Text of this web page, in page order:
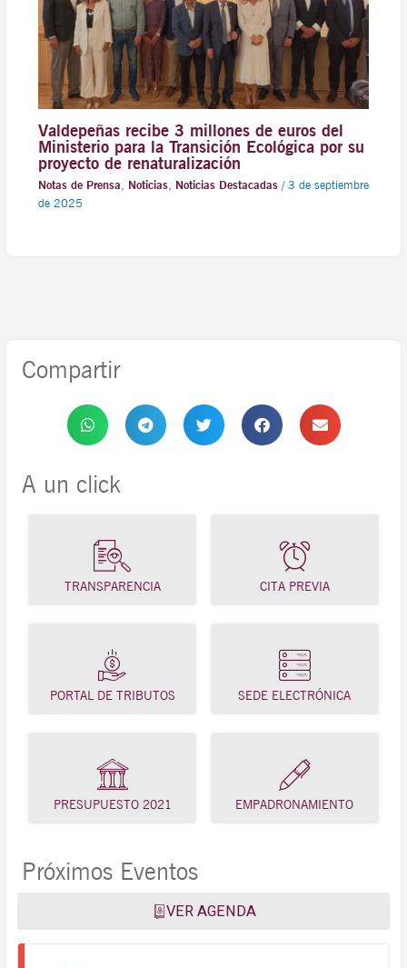
Valdepeñas recibe 3 millones de euros del
Ministerio para la Transición Ecológica por su
proyecto de renaturalización
Notas de Prensa, Noticias, Noticias Destacadas/ 3 de septiembre
de 2025
Compartir
A un click
TRANSPARENCIA CITA PREVIA
PORTAL DE TRIBUTOS SEDE ELECTRÓNICA
PRESUPUESTO 2021 EMPADRONAMIENTO
Próximos Eventos
VER AGENDA